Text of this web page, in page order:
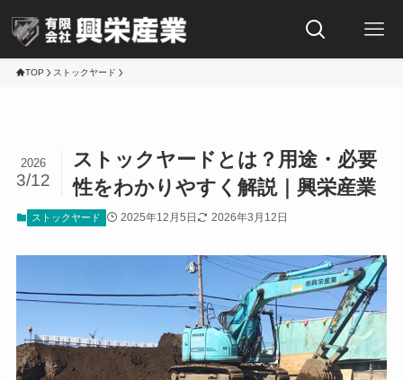
TOP ストックヤード
ストックヤードとは？用途・必要
性をわかりやすく解説｜興栄産業
2026
3/12
ストックヤード 2025年12月5日 2026年3月12日